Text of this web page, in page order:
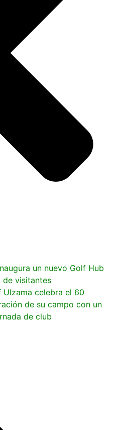
un nuevo Golf Hub
visitantes
Ulzama celebra el 60
de su campo con un
de club